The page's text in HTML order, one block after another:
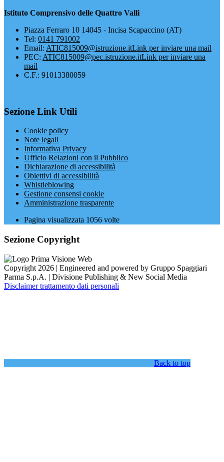
Istituto Comprensivo delle Quattro Valli
Piazza Ferraro 10 14045 - Incisa Scapaccino (AT)
Tel: 0141 791002
Email: ATIC815009@istruzione.itLink per inviare una mail
PEC: ATIC815009@pec.istruzione.itLink per inviare una
mail
C.F.: 91013380059
Sezione Link Utili
Cookie policy
Note legali
Informativa Privacy
Ufficio Relazioni con il Pubblico
Dichiarazione di accessibilità
Obiettivi di accessibilità
Whistleblowing
Gestione consensi cookie
Amministrazione trasparente
Pagina visualizzata 1056 volte
Sezione Copyright
Copyright 2026 | Engineered and powered by Gruppo Spaggiari
Parma S.p.A. | Divisione Publishing & New Social Media
Disclaimer trattamento dati personali
Back to top